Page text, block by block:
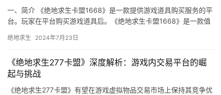
一、简介 《绝地求生卡盟1668》是一款提供游戏道具购买服务的平
台。玩家在平台购买游戏道具后。《绝地求生卡盟1668》是一款值
绝地求生 2024年7月23日
《绝地求生277卡盟》深度解析：游戏内交易平台的崛
起与挑战
《绝地求生277卡盟》有望在游戏虚拟物品交易市场上保持其竞争优